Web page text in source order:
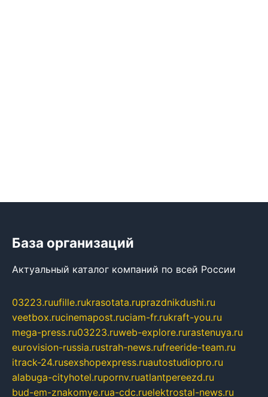
База организаций
Актуальный каталог компаний по всей России
03223.ruufille.rukrasotata.ruprazdnikdushi.ru
veetbox.rucinemapost.ruciam-fr.rukraft-you.ru
mega-press.ru03223.ruweb-explore.rurastenuya.ru
eurovision-russia.rustrah-news.rufreeride-team.ru
itrack-24.rusexshopexpress.ruautostudiopro.ru
alabuga-cityhotel.rupornv.ruatlantpereezd.ru
bud-em-znakomye.rua-cdc.ruelektrostal-news.ru